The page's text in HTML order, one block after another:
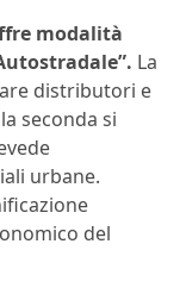
modalità
La
distributori e
seconda si
urbane.
del